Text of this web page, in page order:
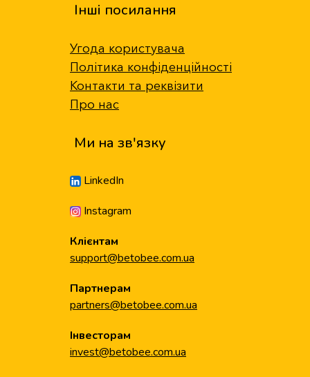
Інші посилання
Угода користувача
Політика конфіденційності
Контакти та реквізити
Про нас
Ми на зв'язку
LinkedIn
Instagram
Клієнтам
support@betobee.com.ua
Партнерам
partners@betobee.com.ua
Інвесторам
invest@betobee.com.ua